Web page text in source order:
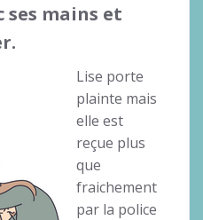
ses mains et
Lise porte
plainte mais
elle est
reçue plus
que
fraichement
par la police